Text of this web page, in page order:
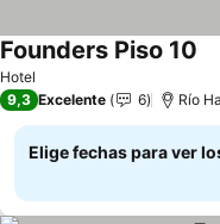
Hotel
Founders Piso 10
9,3 Excelente 6 Río
Elige fechas para ver